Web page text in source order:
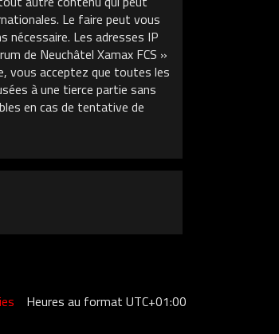
Le faire peut vous
Les adresses IP
de Neuchâtel Xamax FCS »
vous acceptez que toutes les
à une tierce partie sans
en cas de tentative de
Heures au formatUTC+01:00